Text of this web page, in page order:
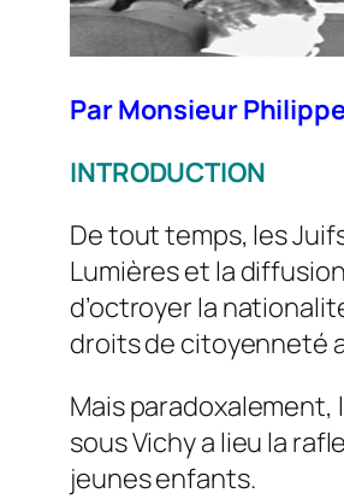
Par Monsieur
INTRODUCTION
De tout temps, les
Lumières et la
d’octroyer la
droits de citoyenneté
Mais paradoxalement,
sous Vichy a lieu la
jeunes enfants.